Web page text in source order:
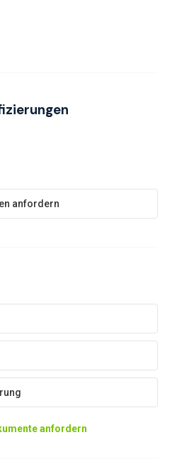
Verfahren - diese vielseitigen
anfordern
anfordern